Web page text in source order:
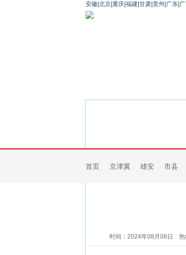
安徽 北京 重庆 福建 甘肃 贵州 广东
首页 京津冀 雄安 市县
时间：2024年08月08日